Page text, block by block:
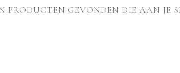
PRODUCTEN GEVONDEN DIE AAN JE